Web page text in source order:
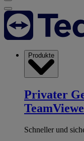
Produkte
Privater
Schneller und